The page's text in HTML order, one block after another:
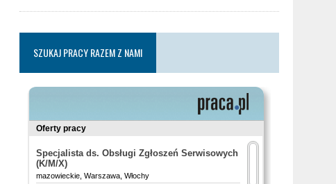
SZUKAJ PRACY RAZEM Z NAMI